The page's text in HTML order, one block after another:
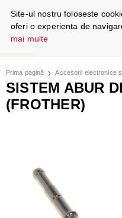
Prima pagină Accesorii electronice
SISTEM ABUR
(FROTHER)
Site-ul nostru foloseste
oferi o experienta de
mai multe